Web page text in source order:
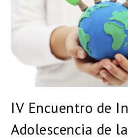
IV Encuentro de
Adolescencia de